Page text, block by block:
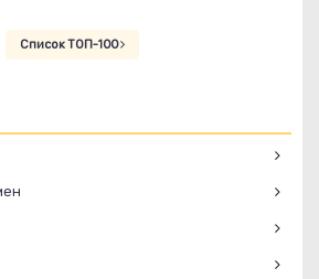
Список ТОП-100